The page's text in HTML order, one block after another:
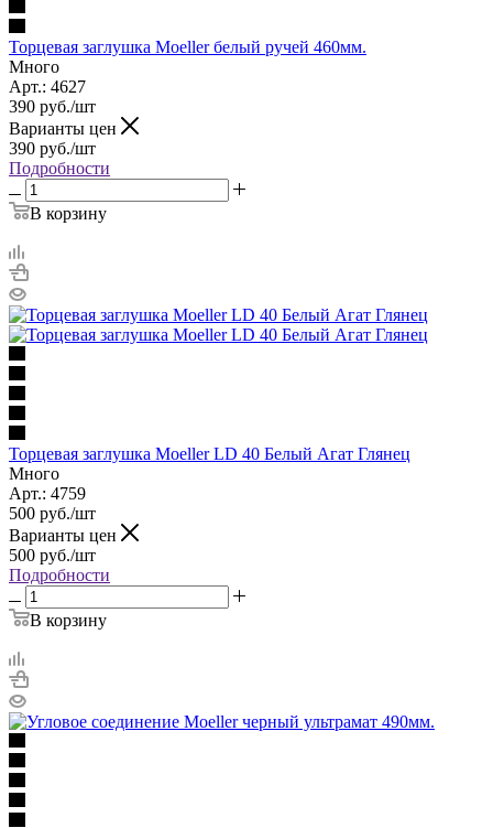
Торцевая заглушка Moeller белый ручей 460мм.
Много
Арт.: 4627
390 руб./шт
Варианты цен
390 руб./шт
Подробности
В корзину
Торцевая заглушка Moeller LD 40 Белый Агат Глянец
Много
Арт.: 4759
500 руб./шт
Варианты цен
500 руб./шт
Подробности
В корзину